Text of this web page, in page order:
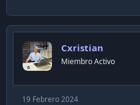
Cxristian
Miembro Activo
19 Febrero 2024